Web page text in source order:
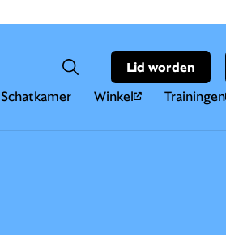
Schatkamer Winkel Trainingen
Zoeken
ZoekveldLid worden